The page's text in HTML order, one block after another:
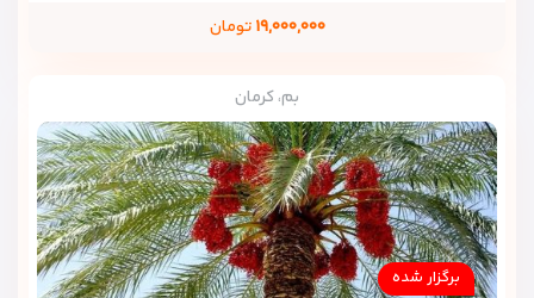
۱۹,۰۰۰,۰۰۰تومان
بم، کرمان
برگزار شده